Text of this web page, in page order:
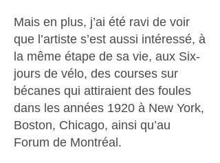
Mais en plus, j’ai été ravi de voir
que l’artiste s’est aussi intéressé, à
la même étape de sa vie, aux Six-
jours de vélo, des courses sur
bécanes qui attiraient des foules
dans les années 1920 à New York,
Boston, Chicago, ainsi qu’au
Forum de Montréal.